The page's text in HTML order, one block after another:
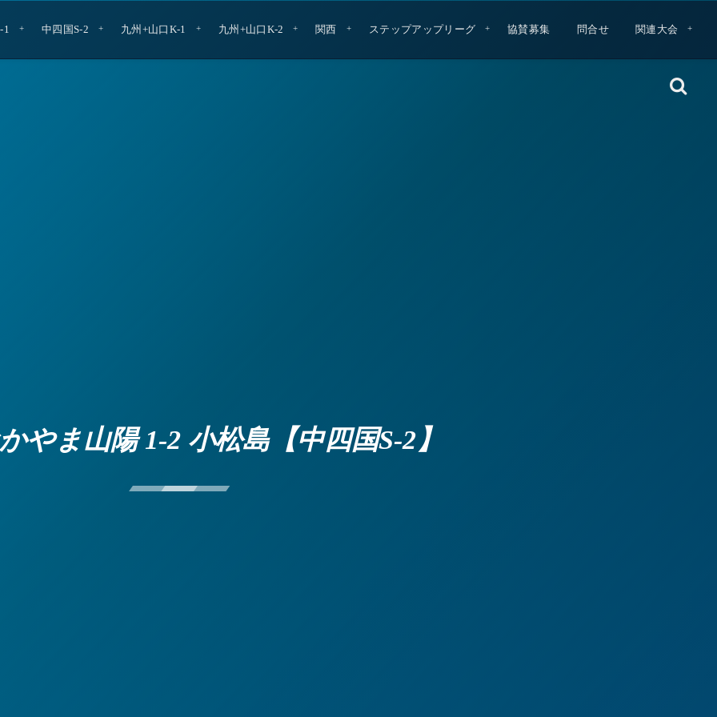
1 中四国S-2 九州+山口K-1 九州+山口K-2 関西 ステップアップリーグ 協賛募集 問合せ 関連大会
やま山陽 1-2 小松島【中四国S-2】